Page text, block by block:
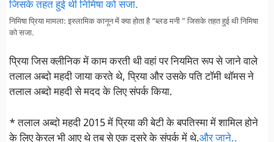
निमिषा प्रिया मामला: इस्लामिक कानून में क्या होता है “ब्लड मनी ” जिसके तहत हुई थी निमिषा
को सजा.
प्रिया जिस क्लीनिक में काम करती थी वहां पर नियमित रूप से जाने वाले
तलाल अब्दो महदी जाया करते थे, प्रिया और उसके पति टॉमी थॉमस ने
तलाल अब्दो महदी से मदद के लिए संपर्क किया.
* तलाल अब्दो महदी 2015 में प्रिया की बेटी के बपतिस्मा में शामिल होने
के लिए केरल भी आए थे तब से एक दूसरे के संपर्क में थे.और जाने..